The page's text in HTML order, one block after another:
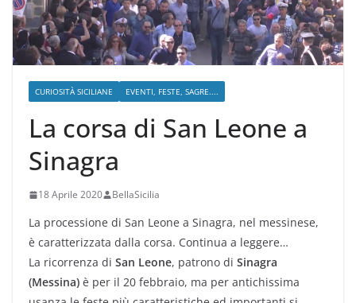
CURIOSITÀ SICILIANE EVENTI, FESTE, SAGRE....
La corsa di San Leone a
Sinagra
18 Aprile 2020 BellaSicilia
La processione di San Leone a Sinagra, nel messinese,
è caratterizzata dalla corsa. Continua a leggere…
La ricorrenza di San Leone, patrono di Sinagra
(Messina) è per il 20 febbraio, ma per antichissima